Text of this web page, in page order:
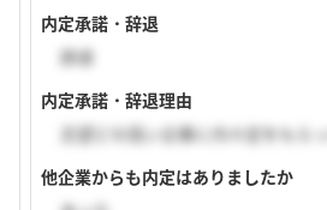
内定承諾・辞退
辞退
内定承諾・辞退理由
志望どの高い企業に内々定をもらっ
他企業からも内定はありましたか